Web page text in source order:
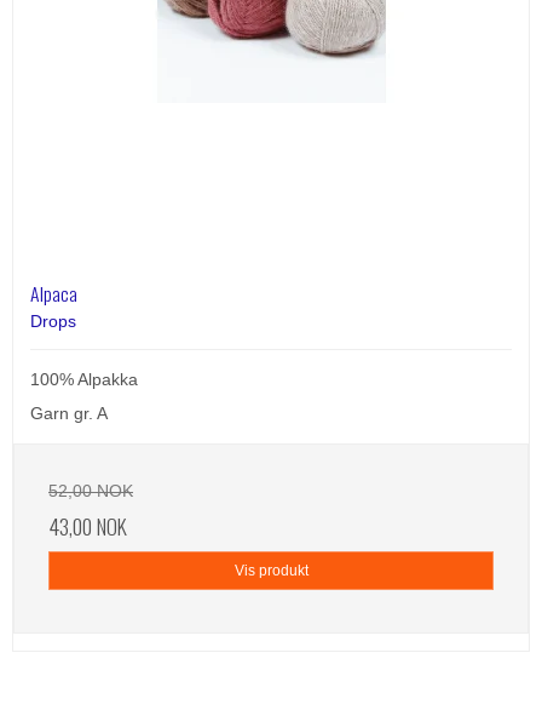
Alpaca
Drops
100% Alpakka
Garn gr. A
52,00 NOK
43,00 NOK
Vis produkt